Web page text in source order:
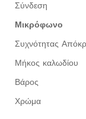
Σύνδεση
Μικρόφωνο
Συχνότητας
Μήκος καλωδίου
Βάρος
Χρώμα